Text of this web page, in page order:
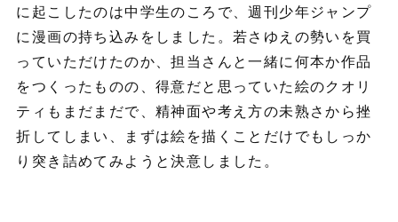
に起こしたのは中学生のころで、週刊少年ジャンプ
に漫画の持ち込みをしました。若さゆえの勢いを買
っていただけたのか、担当さんと一緒に何本か作品
をつくったものの、得意だと思っていた絵のクオリ
ティもまだまだで、精神面や考え方の未熟さから挫
折してしまい、まずは絵を描くことだけでもしっか
り突き詰めてみようと決意しました。